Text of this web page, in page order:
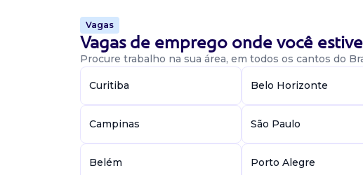
Vagas
Vagas de emprego onde você
Procure trabalho na sua área, em todos os cantos do
Curitiba Belo Horizonte
Campinas São Paulo
Belém Porto Alegre